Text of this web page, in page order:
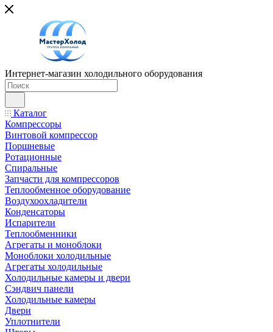
Интернет-магазин холодильного оборудования
Каталог
Компрессоры
Винтовой компрессор
Поршневые
Ротационные
Спиральные
Запчасти для компрессоров
Теплообменное оборудование
Воздухоохладители
Конденсаторы
Испарители
Теплообменники
Агрегаты и моноблоки
Моноблоки холодильные
Агрегаты холодильные
Холодильные камеры и двери
Сэндвич панели
Холодильные камеры
Двери
Уплотнители